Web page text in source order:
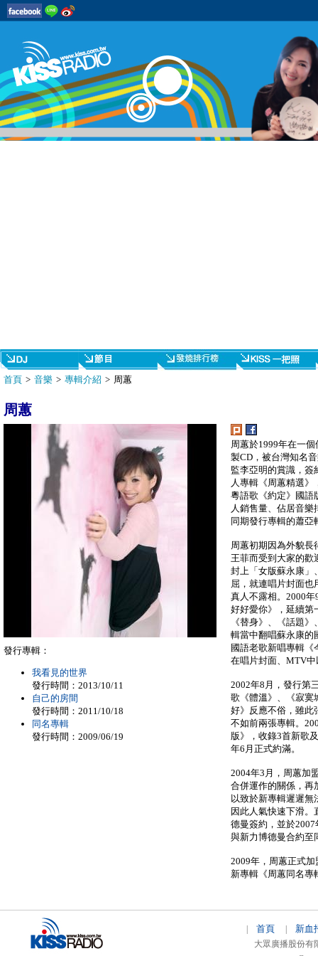
首頁 > 音樂 > 專輯介紹 > 周蕙
周蕙
周蕙於1999年在一
製CD，被台灣知名
監李亞明的賞識，簽
人專輯《周蕙精選
粵語歌《約定》國語
人銷售量、佔居音
同期發行專輯的蕭
周蕙初期因為外貌長
王菲而受到大家的歡
封上「女版蘇永康」
屈，就連唱片封面
真人不露相。2000
好好愛你》，延續第
《替身》、《話題
輯當中翻唱蘇永康的
國語老歌新唱專輯
在唱片封面、MTV
2002年8月，發行第
歌《體溫》、《寂
好》反應不俗，雖此
不如前兩張專輯。
版》，收錄3首新歌
年6月正式約滿。
2004年3月，周蕙加
合併運作的關係，再
以致於新專輯遲遲
因此人氣快速下滑。
德曼簽約，並於
與新力博德曼合約至
2009年，周蕙正式
新專輯《周蕙同名專
發行專輯：
我看見的世界
發行時間：2013/10/11
自己的房間
發行時間：2011/10/18
同名專輯
發行時間：2009/06/19
首頁 新血
大眾廣播股份有